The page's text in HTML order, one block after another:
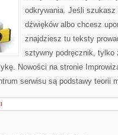
odkrywania. Jeśli
dźwięków albo chcesz
znajdziesz tu teksty
sztywny podręcznik, tylko
Nowości na stronie
serwisu są podstawy